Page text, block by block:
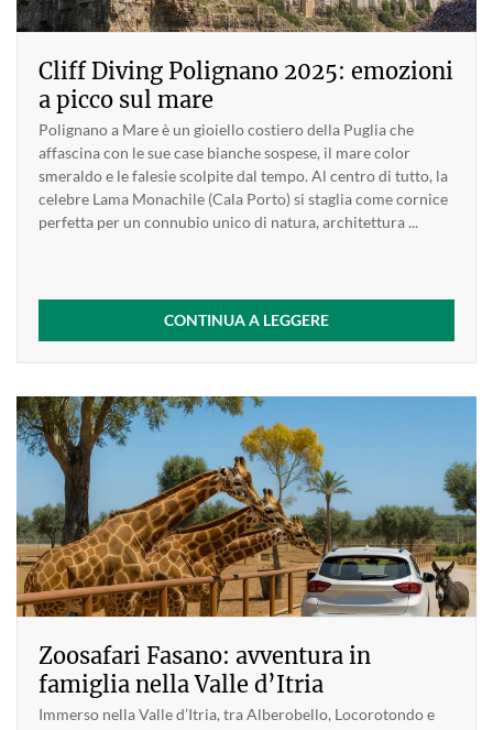
Cliff Diving Polignano 2025: emozioni
a picco sul mare
Polignano a Mare è un gioiello costiero della Puglia che
affascina con le sue case bianche sospese, il mare color
smeraldo e le falesie scolpite dal tempo. Al centro di tutto, la
celebre Lama Monachile (Cala Porto) si staglia come cornice
perfetta per un connubio unico di natura, architettura ...
CONTINUA A LEGGERE
Zoosafari Fasano: avventura in
famiglia nella Valle d’Itria
Immerso nella Valle d’Itria, tra Alberobello, Locorotondo e